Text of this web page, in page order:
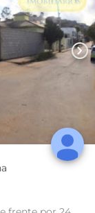
chevron_right